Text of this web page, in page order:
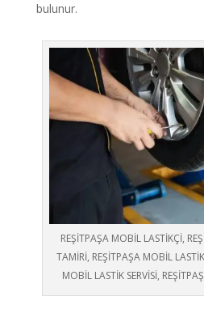
bulunur.
REŞİTPAŞA MOBİL LASTİKÇİ,
TAMİRİ, REŞİTPAŞA MOBİL
MOBİL LASTİK SERVİSİ,